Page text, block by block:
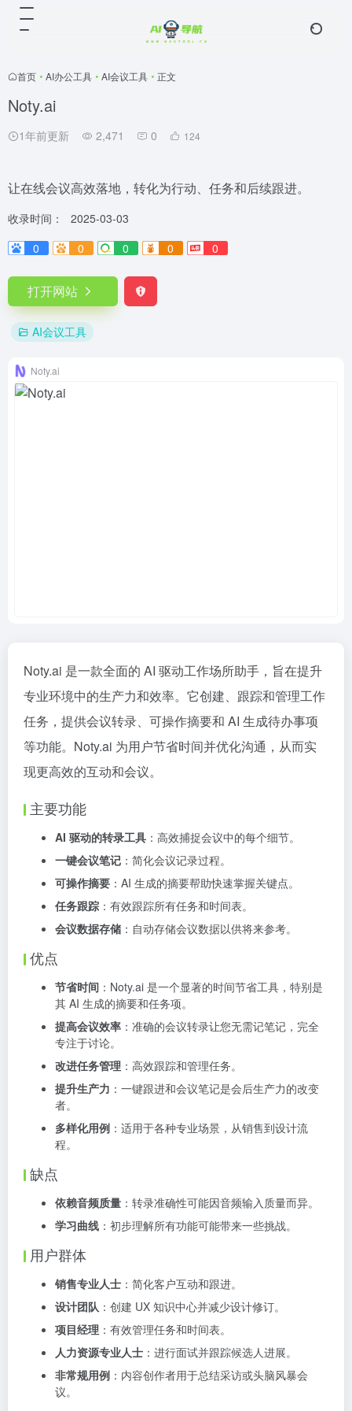
首页 • AI办公工具 • AI会议工具 • 正文
Noty.ai
1年前更新 2,471 0 124
让在线会议高效落地，转化为行动、任务和后续跟进。
收录时间：
2025-03-03
0
0 0 0 0
打开网站
AI会议工具
Noty.ai
Noty.ai 是一款全面的 AI 驱动工作场所助手，旨在提升
专业环境中的生产力和效率。它创建、跟踪和管理工作
任务，提供会议转录、可操作摘要和 AI 生成待办事项
等功能。Noty.ai 为用户节省时间并优化沟通，从而实
现更高效的互动和会议。
主要功能
AI 驱动的转录工具 ：高效捕捉会议中的每个细节。
一键会议笔记 ：简化会议记录过程。
可操作摘要 ：AI 生成的摘要帮助快速掌握关键点。
任务跟踪 ：有效跟踪所有任务和时间表。
会议数据存储 ：自动存储会议数据以供将来参考。
优点
节省时间 ：Noty.ai 是一个显著的时间节省工具，特别是
其 AI 生成的摘要和任务项。
提高会议效率 ：准确的会议转录让您无需记笔记，完全
专注于讨论。
改进任务管理 ：高效跟踪和管理任务。
提升生产力 ：一键跟进和会议笔记是会后生产力的改变
者。
多样化用例 ：适用于各种专业场景，从销售到设计流
程。
缺点
依赖音频质量 ：转录准确性可能因音频输入质量而异。
学习曲线 ：初步理解所有功能可能带来一些挑战。
用户群体
销售专业人士 ：简化客户互动和跟进。
设计团队 ：创建 UX 知识中心并减少设计修订。
项目经理 ：有效管理任务和时间表。
人力资源专业人士 ：进行面试并跟踪候选人进展。
非常规用例 ：内容创作者用于总结采访或头脑风暴会
议。